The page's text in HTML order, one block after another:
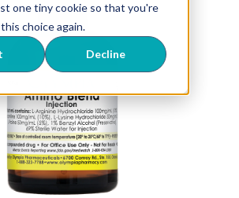
one tiny cookie so that you're
choice again.
Decline